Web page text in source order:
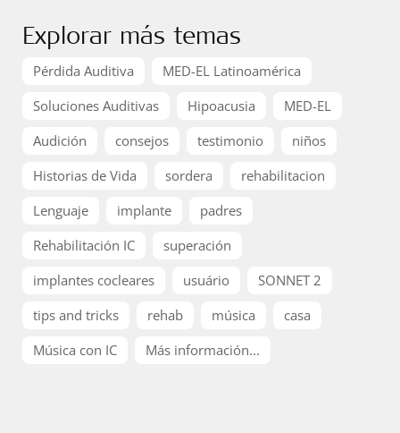
Explorar más temas
Pérdida Auditiva
MED-EL Latinoamérica
Soluciones Auditivas
Hipoacusia
MED-EL
Audición
consejos testimonio
niños
Historias de Vida
sordera
rehabilitacion
Lenguaje
implante
padres
Rehabilitación IC
superación
implantes cocleares
usuário
SONNET 2
tips and tricks
rehab música
casa
Música con IC
Más información...